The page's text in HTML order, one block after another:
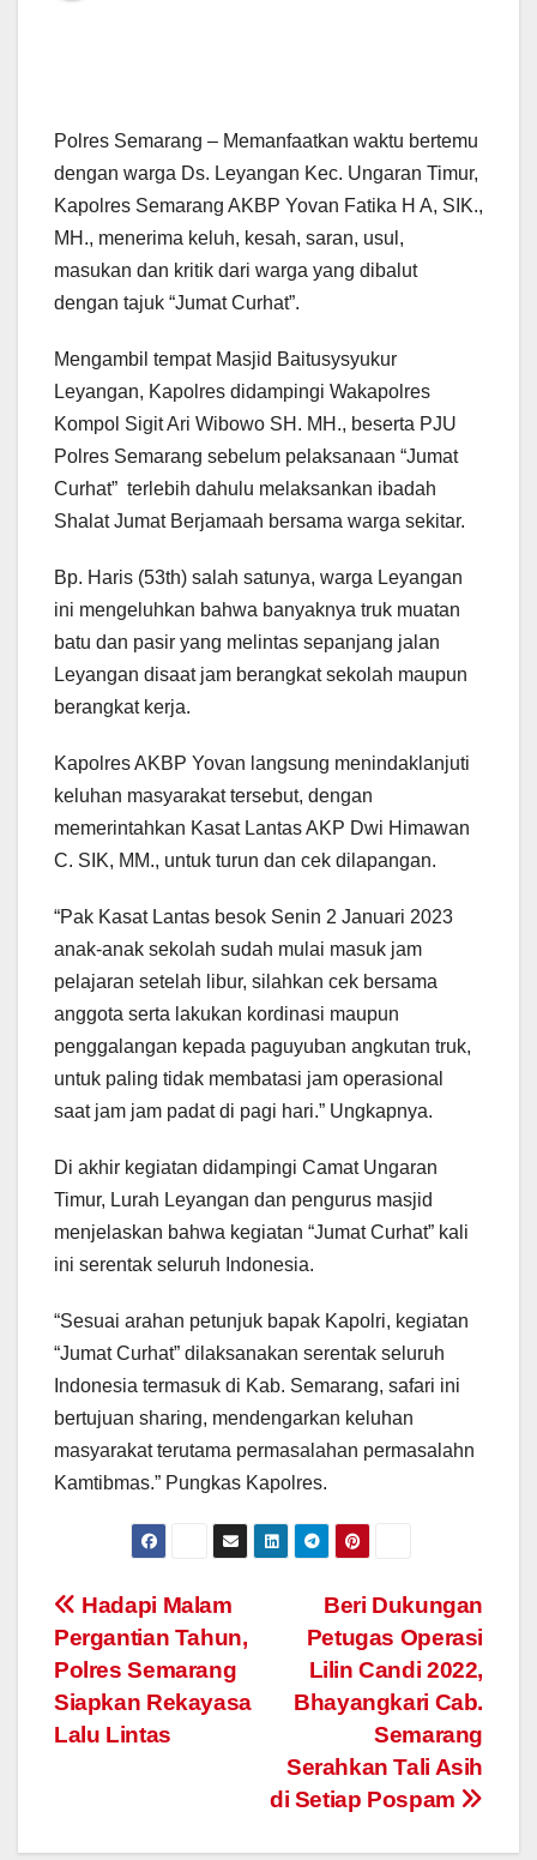
Polres Semarang – Memanfaatkan waktu bertemu
dengan warga Ds. Leyangan Kec. Ungaran Timur,
Kapolres Semarang AKBP Yovan Fatika H A, SIK.,
MH., menerima keluh, kesah, saran, usul,
masukan dan kritik dari warga yang dibalut
dengan tajuk “Jumat Curhat”.
Mengambil tempat Masjid Baitusysyukur
Leyangan, Kapolres didampingi Wakapolres
Kompol Sigit Ari Wibowo SH. MH., beserta PJU
Polres Semarang sebelum pelaksanaan “Jumat
Curhat” terlebih dahulu melaksankan ibadah
Shalat Jumat Berjamaah bersama warga sekitar.
Bp. Haris (53th) salah satunya, warga Leyangan
ini mengeluhkan bahwa banyaknya truk muatan
batu dan pasir yang melintas sepanjang jalan
Leyangan disaat jam berangkat sekolah maupun
berangkat kerja.
Kapolres AKBP Yovan langsung menindaklanjuti
keluhan masyarakat tersebut, dengan
memerintahkan Kasat Lantas AKP Dwi Himawan
C. SIK, MM., untuk turun dan cek dilapangan.
“Pak Kasat Lantas besok Senin 2 Januari 2023
anak-anak sekolah sudah mulai masuk jam
pelajaran setelah libur, silahkan cek bersama
anggota serta lakukan kordinasi maupun
penggalangan kepada paguyuban angkutan truk,
untuk paling tidak membatasi jam operasional
saat jam jam padat di pagi hari.” Ungkapnya.
Di akhir kegiatan didampingi Camat Ungaran
Timur, Lurah Leyangan dan pengurus masjid
menjelaskan bahwa kegiatan “Jumat Curhat” kali
ini serentak seluruh Indonesia.
“Sesuai arahan petunjuk bapak Kapolri, kegiatan
“Jumat Curhat” dilaksanakan serentak seluruh
Indonesia termasuk di Kab. Semarang, safari ini
bertujuan sharing, mendengarkan keluhan
masyarakat terutama permasalahan permasalahn
Kamtibmas.” Pungkas Kapolres.
Post
navigation
Beri Dukungan
Petugas Operasi
Lilin Candi 2022,
Bhayangkari Cab.
Semarang
Serahkan Tali Asih
di Setiap Pospam
Hadapi Malam
Pergantian Tahun,
Polres Semarang
Siapkan Rekayasa
Lalu Lintas